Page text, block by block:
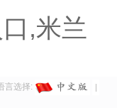
,米兰
言选择: